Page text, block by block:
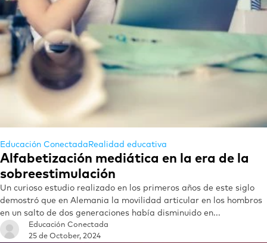
Educación Conectada Realidad educativa
Alfabetización mediática en la era de la
sobreestimulación
Un curioso estudio realizado en los primeros años de este siglo
demostró que en Alemania la movilidad articular en los hombros
en un salto de dos generaciones había disminuido en...
Educación Conectada
25 de October, 2024